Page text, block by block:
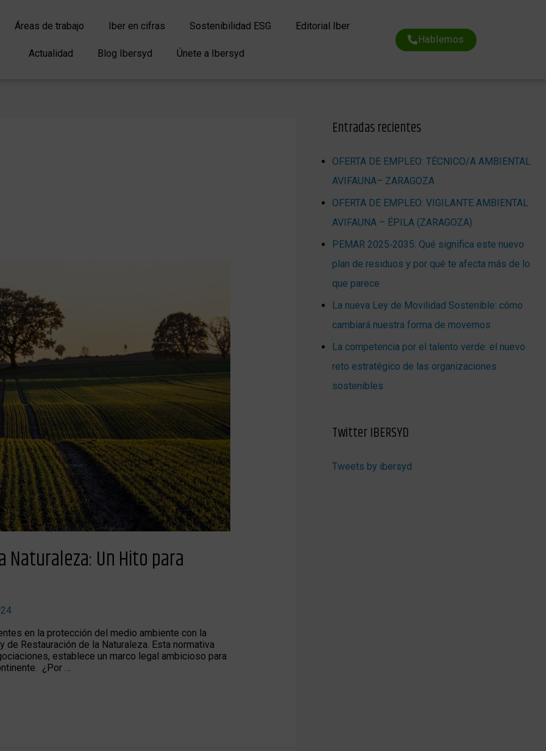
Áreas de trabajo Iber en cifras Sostenibilidad ESG Editorial Iber
Actualidad Blog Ibersyd Únete a Ibersyd
Hablemos
Naturaleza: Un Hito para
en la protección del medio ambiente con la
Restauración de la Naturaleza. Esta normativa
establece un marco legal ambicioso para
¿Por …
Entradas recientes
OFERTA DE EMPLEO: TÉCNICO/A AMBIENTAL
AVIFAUNA– ZARAGOZA
OFERTA DE EMPLEO: VIGILANTE AMBIENTAL
AVIFAUNA – ÉPILA (ZARAGOZA)
PEMAR 2025‑2035: Qué significa este nuevo
plan de residuos y por qué te afecta más de lo
que parece
La nueva Ley de Movilidad Sostenible: cómo
cambiará nuestra forma de movernos
La competencia por el talento verde: el nuevo
reto estratégico de las organizaciones
sostenibles
Twitter IBERSYD
Tweets by ibersyd